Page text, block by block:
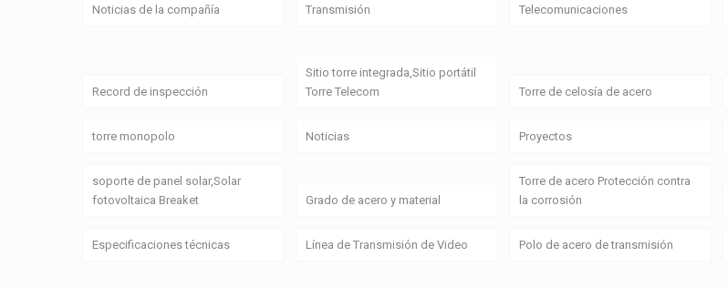
Noticias de la compañía
Transmisión
Telecomunicaciones
Record de inspección
Sitio torre integrada,Sitio portátil
Torre Telecom
Torre de celosía de acero
torre monopolo Noticias Proyectos
soporte de panel solar,Solar
fotovoltaica Breaket
Grado de acero y material
Torre de acero Protección contra
la corrosión
Especificaciones técnicas Línea de Transmisión de Video Polo de acero de transmisión